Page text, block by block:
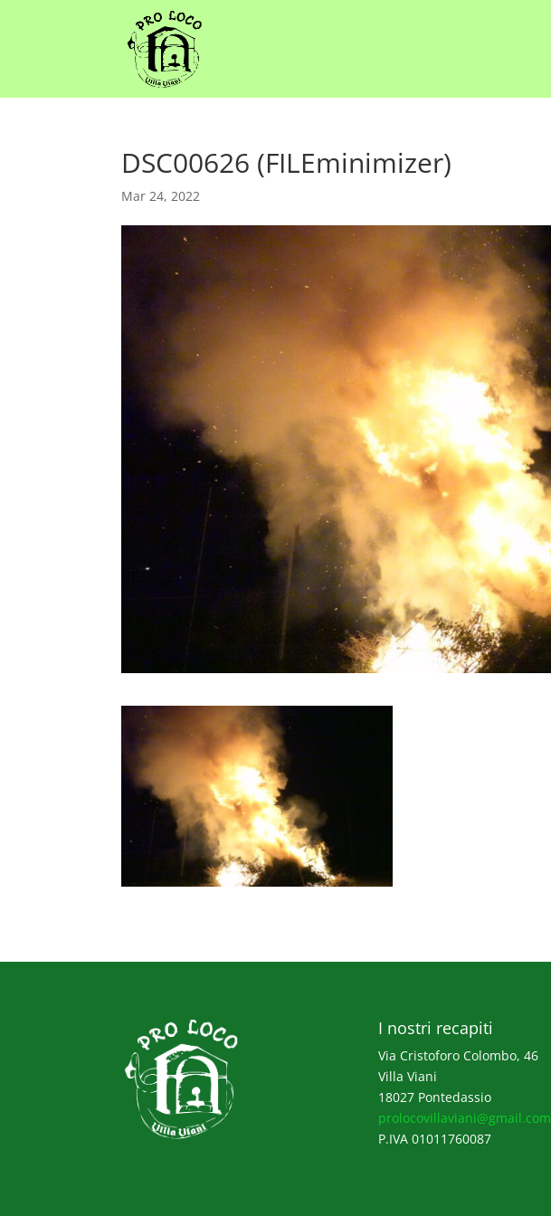
DSC00626 (FILEminimizer)
Mar 24, 2022
I nostri recapiti
Via Cristoforo Colombo, 46
Villa Viani
18027 Pontedassio
prolocovillaviani@gmail.com
P.IVA 01011760087